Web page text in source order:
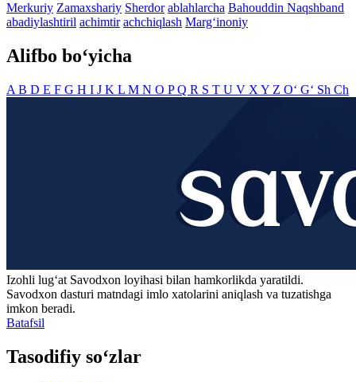
Merkuriy Zamaxshariy Sherdor ablahlarcha Bahouddin Naqshband
abadiylashtiril achimtir achchiqlash Marg‘inoniy
Alifbo bo‘yicha
A B D E F G H I J K L M N O PQ R S T U V X Y Z O‘ G‘ Sh Ch
Izohli lugʻat Savodxon loyihasi bilan hamkorlikda yaratildi.
Savodxon dasturi matndagi imlo xatolarini aniqlash va tuzatishga
imkon beradi.
Batafsil
Tasodifiy so‘zlar